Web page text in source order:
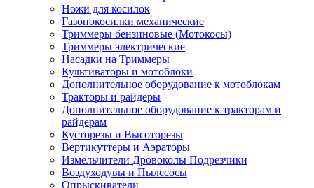
Ножи для косилок
Газонокосилки механические
Триммеры бензиновые (Мотокосы)
Триммеры электрические
Насадки на Триммеры
Культиваторы и мотоблоки
Дополнительное оборудование к мотоблокам
Тракторы и райдеры
Дополнительное оборудование к тракторам и
райдерам
Кусторезы и Высоторезы
Вертикуттеры и Аэраторы
Измельчители Дровоколы Подрезчики
Воздуходувы и Пылесосы
Опрыскиватели